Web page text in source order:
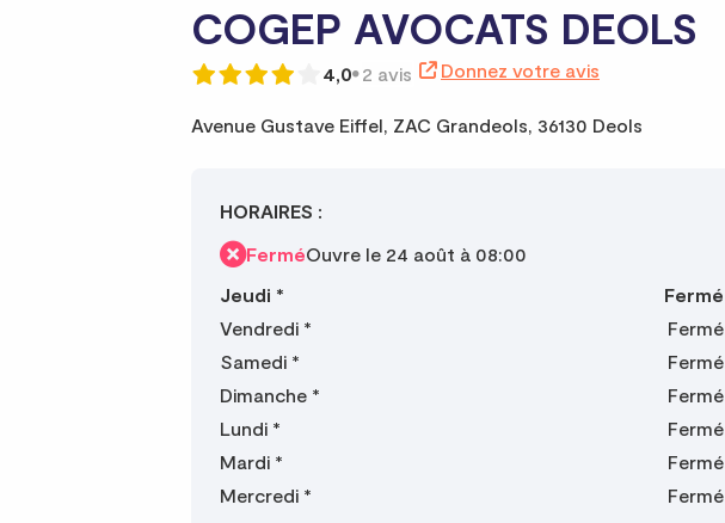
COGEP AVOCATS DEOLS
4,0 2 avis Donnez votre avis
Avenue Gustave Eiffel, ZAC Grandeols, 36130 Deols
HORAIRES :
FerméOuvre le 24 août à 08:00
Jeudi *
Fermé
Vendredi *
Fermé
Samedi *
Fermé
Dimanche *
Fermé
Lundi *
Fermé
Mardi *
Fermé
Mercredi *
Fermé